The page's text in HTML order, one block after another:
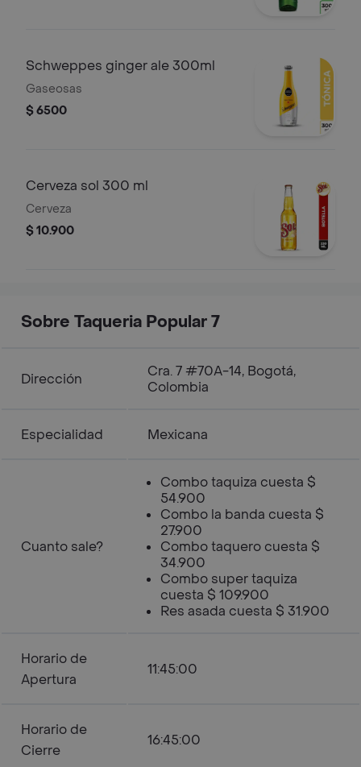
Schweppes ginger ale 300ml
Gaseosas
$ 6500
Cerveza sol 300 ml
Cerveza
$ 10.900
Sobre Taqueria Popular 7
Dirección
Cra. 7 #70A-14, Bogotá,
Colombia
Especialidad Mexicana
Cuanto sale?
Combo taquiza cuesta $
54.900
Combo la banda cuesta $
27.900
Combo taquero cuesta $
34.900
Combo super taquiza
cuesta $ 109.900
Res asada cuesta $ 31.900
Horario de
Apertura
11:45:00
Horario de
Cierre
16:45:00